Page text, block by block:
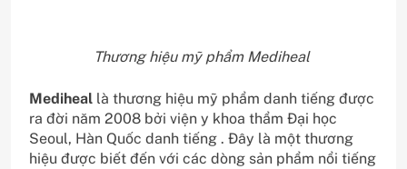
Thương hiệu mỹ phẩm Mediheal
Mediheal là thương hiệu mỹ phẩm danh tiếng được
ra đời năm 2008 bởi viện y khoa thẩm Đại học
Seoul, Hàn Quốc danh tiếng . Đây là một thương
hiệu được biết đến với các dòng sản phẩm nổi tiếng